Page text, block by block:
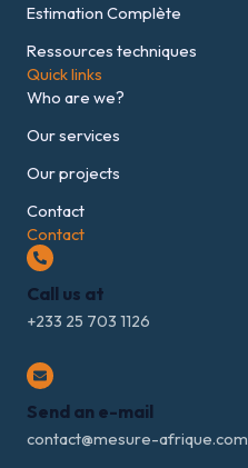
Estimation Complète
Ressources techniques
Quick links
Who are we?
Our services
Our projects
Contact
Contact
Call us at
+233 25 703 1126
Send an e-mail
contact@mesure-afrique.com